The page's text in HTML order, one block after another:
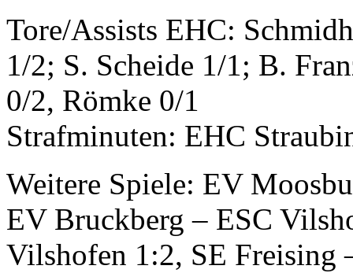
Tore/Assists EHC:
1/2; S. Scheide 1/1; B.
0/2, Römke 0/1
Strafminuten: EHC
Weitere Spiele: EV
EV Bruckberg – ESC
Vilshofen 1:2, SE Freising